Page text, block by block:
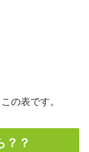
の表です。
？？